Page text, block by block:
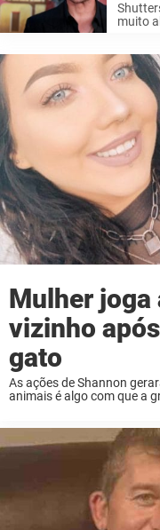
muito
Mulher joga
vizinho
gato
As ações de Shannon
animais é algo com que a